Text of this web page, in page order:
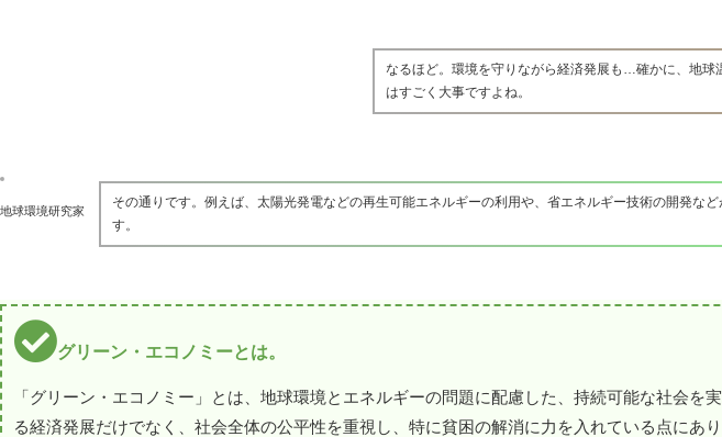
なるほど。環境を守りながら経済発展も…確かに、地球
はすごく大事ですよね。
地球環境研究家
その通りです。例えば、太陽光発電などの再生可能エネルギーの利用や、省エネルギー技術の開発な
す。
グリーン・エコノミーとは。
「グリーン・エコノミー」とは、地球環境とエネルギーの問題に配慮した、持続可能な社会を
る経済発展だけでなく、社会全体の公平性を重視し、特に貧困の解消に力を入れている点にあ